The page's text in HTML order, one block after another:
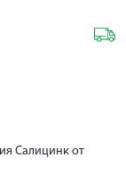
Салицинк от